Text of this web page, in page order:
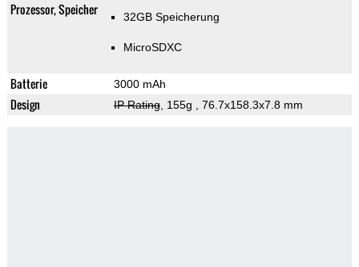
Prozessor, Speicher 32GB Speicherung
MicroSDXC
Batterie 3000 mAh
Design IP Rating, 155g , 76.7x158.3x7.8 mm